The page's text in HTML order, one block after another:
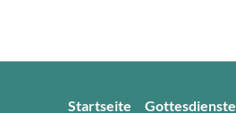
Startseite Gottesdienste